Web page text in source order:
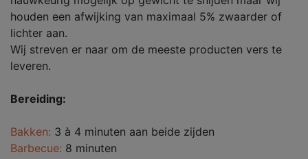
houden een afwijking van maximaal 5% zwaarder of
lichter aan.
Wij streven er naar om de meeste producten vers te
leveren.
Bereiding:
Bakken: 3 à 4 minuten aan beide zijden
Barbecue: 8 minuten